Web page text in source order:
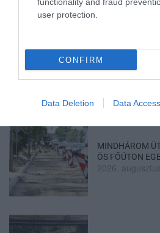
user protection.
CONFIRM
Data Deletion Data Access
TÍZ ÉVE NEM
INFLÁCIÓ
2026. augusztus
MINDHÁROM
ÖS FŐÚTON
2026.